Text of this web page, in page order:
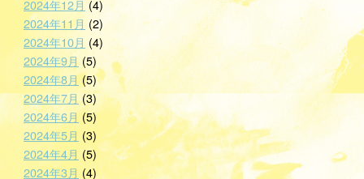
2024年12月 (4)
2024年11月 (2)
2024年10月 (4)
2024年9月 (5)
2024年8月(5)
2024年7月(3)
2024年6月 (5)
2024年5月 (3)
2024年4月 (5)
2024年3月 (4)